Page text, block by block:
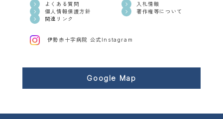
よくある質問
入札情報
個人情報保護方針
著作権等について
関連リンク
伊勢赤十字病院 公式Instagram
Google Map